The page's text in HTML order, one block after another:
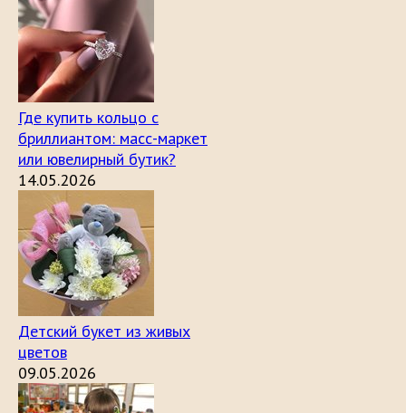
Где купить кольцо с
бриллиантом: масс-маркет
или ювелирный бутик?
14.05.2026
Детский букет из живых
цветов
09.05.2026